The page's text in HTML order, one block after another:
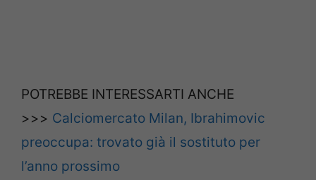
POTREBBE INTERESSARTI ANCHE
>>> Calciomercato Milan, Ibrahimovic
preoccupa: trovato già il sostituto per
l’anno prossimo